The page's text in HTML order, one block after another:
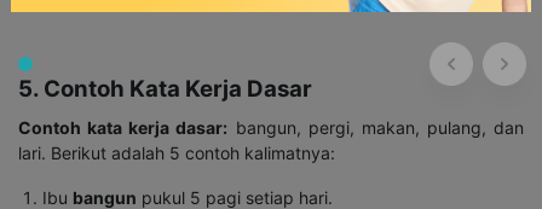
5. Contoh Kata Kerja Dasar
Contoh kata kerja dasar: bangun, pergi, makan, pulang, dan
lari. Berikut adalah 5 contoh kalimatnya:
Ibu bangun pukul 5 pagi setiap hari.